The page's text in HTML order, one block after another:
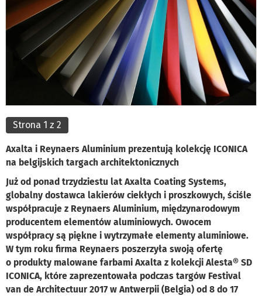
Strona 1 z 2
Axalta i Reynaers Aluminium prezentują kolekcję ICONICA
na belgijskich targach architektonicznych
Już od ponad trzydziestu lat Axalta Coating Systems,
globalny dostawca lakierów ciekłych i proszkowych, ściśle
współpracuje z Reynaers Aluminium, międzynarodowym
producentem elementów aluminiowych. Owocem
współpracy są piękne i wytrzymałe elementy aluminiowe.
W tym roku firma Reynaers poszerzyła swoją ofertę
o produkty malowane farbami Axalta z kolekcji Alesta® SD
ICONICA, które zaprezentowała podczas targów Festival
van de Architectuur 2017 w Antwerpii (Belgia) od 8 do 17